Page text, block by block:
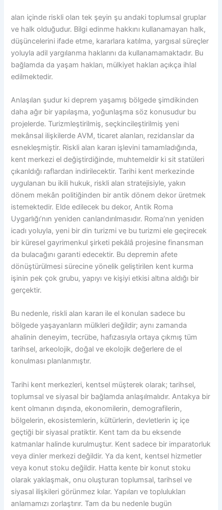
alan içinde riskli olan tek şeyin şu andaki toplumsal gruplar
ve halk olduğudur. Bilgi edinme hakkını kullanamayan halk,
düşüncelerini ifade etme, kararlara katılma, yargısal süreçler
yoluyla adil yargılanma haklarını da kullanamamaktadır. Bu
bağlamda da yaşam hakları, mülkiyet hakları açıkça ihlal
edilmektedir.
Anlaşılan şudur ki deprem yaşamış bölgede şimdikinden
daha ağır bir yapılaşma, yoğunlaşma söz konusudur bu
projelerde. Turizmleştirilmiş, seçkincileştirilmiş yeni
mekânsal ilişkilerde AVM, ticaret alanları, rezidanslar da
esnekleşmiştir. Riskli alan kararı işlevini tamamladığında,
kent merkezi el değiştirdiğinde, muhtemeldir ki sit statüleri
çıkarıldığı raflardan indirilecektir. Tarihi kent merkezinde
uygulanan bu ikili hukuk, riskli alan stratejisiyle, yakın
dönem mekân politiğinden bir antik dönem dekor üretmek
istemektedir. Elde edilecek bu dekor, Antik Roma
Uygarlığı’nın yeniden canlandırılmasıdır. Roma’nın yeniden
icadı yoluyla, yeni bir din turizmi ve bu turizmi ele geçirecek
bir küresel gayrimenkul şirketi pekâlâ projesine finansman
da bulacağını garanti edecektir. Bu depremin afete
dönüştürülmesi sürecine yönelik geliştirilen kent kurma
işinin pek çok grubu, yapıyı ve kişiyi etkisi altına aldığı bir
gerçektir.
Bu nedenle, riskli alan kararı ile el konulan sadece bu
bölgede yaşayanların mülkleri değildir; aynı zamanda
ahalinin deneyim, tecrübe, hafızasıyla ortaya çıkmış tüm
tarihsel, arkeolojik, doğal ve ekolojik değerlere de el
konulması planlanmıştır.
Tarihi kent merkezleri, kentsel müşterek olarak; tarihsel,
toplumsal ve siyasal bir bağlamda anlaşılmalıdır. Antakya bir
kent olmanın dışında, ekonomilerin, demografilerin,
bölgelerin, ekosistemlerin, kültürlerin, devletlerin iç içe
geçtiği bir siyasal pratiktir. Kent tam da bu eksende
katmanlar halinde kurulmuştur. Kent sadece bir imparatorluk
veya dinler merkezi değildir. Ya da kent, kentsel hizmetler
veya konut stoku değildir. Hatta kente bir konut stoku
olarak yaklaşmak, onu oluşturan toplumsal, tarihsel ve
siyasal ilişkileri görünmez kılar. Yapıları ve toplulukları
anlamamızı zorlaştırır. Tam da bu nedenle bugün